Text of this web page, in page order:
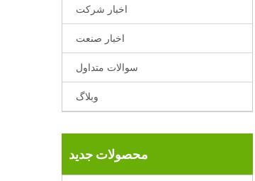
اخبار شرکت
اخبار صنعت
سوالات متداول
وبلاگ
محصولات جدید